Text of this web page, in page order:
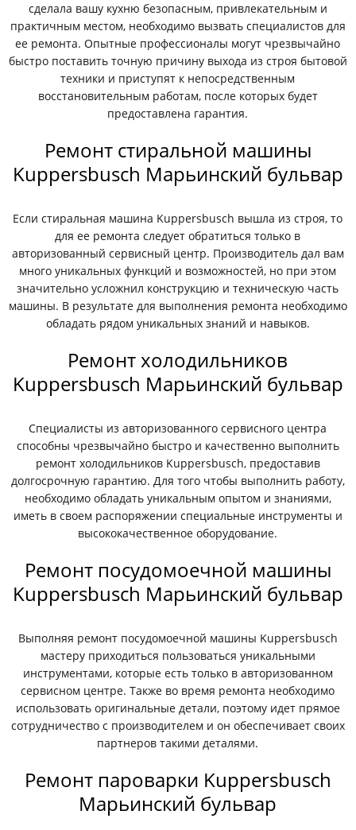
сделала вашу кухню безопасным, привлекательным и
практичным местом, необходимо вызвать специалистов для
ее ремонта. Опытные профессионалы могут чрезвычайно
быстро поставить точную причину выхода из строя бытовой
техники и приступят к непосредственным
восстановительным работам, после которых будет
предоставлена гарантия.
Ремонт стиральной машины
Kuppersbusch Марьинский бульвар
Если стиральная машина Kuppersbusch вышла из строя, то
для ее ремонта следует обратиться только в
авторизованный сервисный центр. Производитель дал вам
много уникальных функций и возможностей, но при этом
значительно усложнил конструкцию и техническую часть
машины. В результате для выполнения ремонта необходимо
обладать рядом уникальных знаний и навыков.
Ремонт холодильников
Kuppersbusch Марьинский бульвар
Специалисты из авторизованного сервисного центра
способны чрезвычайно быстро и качественно выполнить
ремонт холодильников Kuppersbusch, предоставив
долгосрочную гарантию. Для того чтобы выполнить работу,
необходимо обладать уникальным опытом и знаниями,
иметь в своем распоряжении специальные инструменты и
высококачественное оборудование.
Ремонт посудомоечной машины
Kuppersbusch Марьинский бульвар
Выполняя ремонт посудомоечной машины Kuppersbusch
мастеру приходиться пользоваться уникальными
инструментами, которые есть только в авторизованном
сервисном центре. Также во время ремонта необходимо
использовать оригинальные детали, поэтому идет прямое
сотрудничество с производителем и он обеспечивает своих
партнеров такими деталями.
Ремонт пароварки Kuppersbusch
Марьинский бульвар